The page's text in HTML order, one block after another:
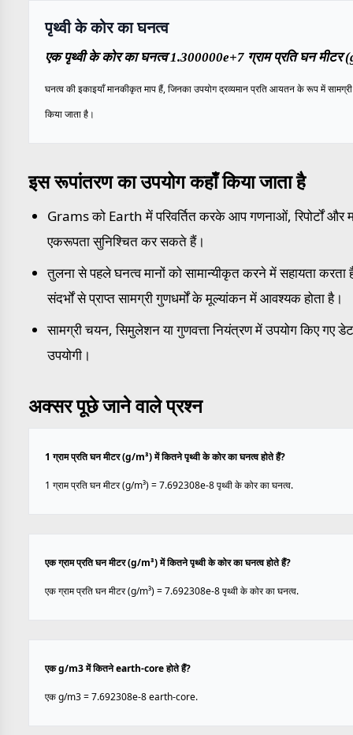
पृथ्वी के कोर का घनत्व
एक पृथ्वी के कोर का घनत्व 1.300000e+7 ग्राम प्रति घन मीटर
घनत्व की इकाइयाँ मानकीकृत माप हैं, जिनका उपयोग द्रव्यमान प्रति आयतन के रूप में
किया जाता है।
इस रूपांतरण का उपयोग कहाँ किया जाता है
Grams को Earth में परिवर्तित करके आप गणनाओं, रिपोर्टों और
एकरूपता सुनिश्चित कर सकते हैं।
तुलना से पहले घनत्व मानों को सामान्यीकृत करने में सहायता करता
संदर्भों से प्राप्त सामग्री गुणधर्मों के मूल्यांकन में आवश्यक होता है।
सामग्री चयन, सिमुलेशन या गुणवत्ता नियंत्रण में उपयोग किए गए
उपयोगी।
अक्सर पूछे जाने वाले प्रश्न
1 ग्राम प्रति घन मीटर (g/m³) में कितने पृथ्वी के कोर का घनत्व होते हैं?
1 ग्राम प्रति घन मीटर (g/m³) = 7.692308e-8 पृथ्वी के कोर का घनत्व.
एक ग्राम प्रति घन मीटर (g/m³) में कितने पृथ्वी के कोर का घनत्व होते हैं?
एक ग्राम प्रति घन मीटर (g/m³) = 7.692308e-8 पृथ्वी के कोर का घनत्व.
एक g/m3 में कितने earth-core होते हैं?
एक g/m3 = 7.692308e-8 earth-core.